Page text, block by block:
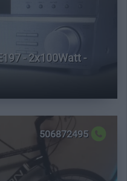
- 2x100Watt -
506872495